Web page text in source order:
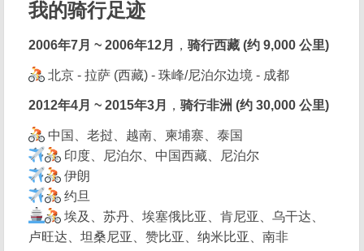
我的骑行足迹
2006年7月 ~ 2006年12月 ，骑行西藏 (约 9,000 公里)
北京 - 拉萨 (西藏) - 珠峰/尼泊尔边境 - 成都
2012年4月 ~ 2015年3月 ，骑行非洲 (约 30,000 公里)
中国、老挝、越南、柬埔寨、泰国
印度、尼泊尔、中国西藏、尼泊尔
伊朗
约旦
埃及、苏丹、埃塞俄比亚、肯尼亚、乌干达、
卢旺达、坦桑尼亚、赞比亚、纳米比亚、南非